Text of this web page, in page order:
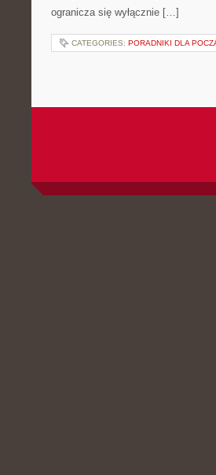
ogranicza się wyłącznie […]
CATEGORIES: PORADNIKI DLA